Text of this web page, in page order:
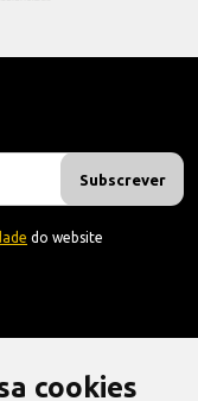
cookies
Subscrever
do website